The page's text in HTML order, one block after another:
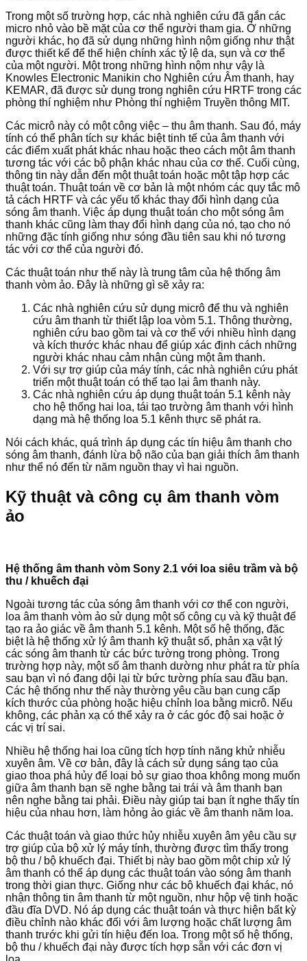
Trong một số trường hợp, các nhà nghiên cứu đã gắn các
micro nhỏ vào bề mặt của cơ thể người tham gia. Ở những
người khác, họ đã sử dụng những hình nộm giống như thật
được thiết kế để thể hiện chính xác tỷ lệ da, sụn và cơ thể
của một người. Một trong những hình nộm như vậy là
Knowles Electronic Manikin cho Nghiên cứu Âm thanh, hay
KEMAR, đã được sử dụng trong nghiên cứu HRTF trong các
phòng thí nghiệm như Phòng thí nghiệm Truyền thông MIT.
Các micrô này có một công việc – thu âm thanh. Sau đó, máy
tính có thể phân tích sự khác biệt tinh tế của âm thanh với
các điểm xuất phát khác nhau hoặc theo cách một âm thanh
tương tác với các bộ phận khác nhau của cơ thể. Cuối cùng,
thông tin này dẫn đến một thuật toán hoặc một tập hợp các
thuật toán. Thuật toán về cơ bản là một nhóm các quy tắc mô
tả cách HRTF và các yếu tố khác thay đổi hình dạng của
sóng âm thanh. Việc áp dụng thuật toán cho một sóng âm
thanh khác cũng làm thay đổi hình dạng của nó, tạo cho nó
những đặc tính giống như sóng đầu tiên sau khi nó tương
tác với cơ thể của người đó.
Các thuật toán như thế này là trung tâm của hệ thống âm
thanh vòm ảo. Đây là những gì sẽ xảy ra:
Các nhà nghiên cứu sử dụng micrô để thu và nghiên
cứu âm thanh từ thiết lập loa vòm 5.1. Thông thường,
nghiên cứu bao gồm tai và cơ thể với nhiều hình dạng
và kích thước khác nhau để giúp xác định cách những
người khác nhau cảm nhận cùng một âm thanh.
Với sự trợ giúp của máy tính, các nhà nghiên cứu phát
triển một thuật toán có thể tạo lại âm thanh này.
Các nhà nghiên cứu áp dụng thuật toán 5.1 kênh này
cho hệ thống hai loa, tái tạo trường âm thanh với hình
dạng mà hệ thống loa 5.1 kênh thực sẽ phát ra.
Nói cách khác, quá trình áp dụng các tín hiệu âm thanh cho
sóng âm thanh, đánh lừa bộ não của bạn giải thích âm thanh
như thể nó đến từ năm nguồn thay vì hai nguồn.
Kỹ thuật và công cụ âm thanh vòm
ảo
Hệ thống âm thanh vòm Sony 2.1 với loa siêu trầm và bộ
thu / khuếch đại
Ngoài tương tác của sóng âm thanh với cơ thể con người,
loa âm thanh vòm ảo sử dụng một số công cụ và kỹ thuật để
tạo ra ảo giác về âm thanh 5.1 kênh. Một số hệ thống, đặc
biệt là hệ thống xử lý âm thanh kỹ thuật số, phản xạ vật lý
các sóng âm thanh từ các bức tường trong phòng. Trong
trường hợp này, một số âm thanh dường như phát ra từ phía
sau bạn vì nó đang dội lại từ bức tường phía sau đầu bạn.
Các hệ thống như thế này thường yêu cầu bạn cung cấp
kích thước của phòng hoặc hiệu chỉnh loa bằng micrô. Nếu
không, các phản xạ có thể xảy ra ở các góc độ sai hoặc ở
các vị trí sai.
Nhiều hệ thống hai loa cũng tích hợp tính năng khử nhiễu
xuyên âm. Về cơ bản, đây là cách sử dụng sáng tạo của
giao thoa phá hủy để loại bỏ sự giao thoa không mong muốn
giữa âm thanh bạn sẽ nghe bằng tai trái và âm thanh bạn
nên nghe bằng tai phải. Điều này giúp tai bạn ít nghe thấy tín
hiệu của nhau hơn, làm hỏng ảo giác về âm thanh năm loa.
Các thuật toán và giao thức hủy nhiễu xuyên âm yêu cầu sự
trợ giúp của bộ xử lý máy tính, thường được tìm thấy trong
bộ thu / bộ khuếch đại. Thiết bị này bao gồm một chip xử lý
âm thanh có thể áp dụng các thuật toán vào sóng âm thanh
trong thời gian thực. Giống như các bộ khuếch đại khác, nó
nhận thông tin âm thanh từ một nguồn, như hộp vệ tinh hoặc
đầu đĩa DVD. Nó áp dụng các thuật toán và thực hiện bất kỳ
điều chỉnh nào khác đối với âm lượng hoặc chất lượng âm
thanh trước khi gửi tín hiệu đến loa. Trong một số hệ thống,
bộ thu / khuếch đại này được tích hợp sẵn với các đơn vị